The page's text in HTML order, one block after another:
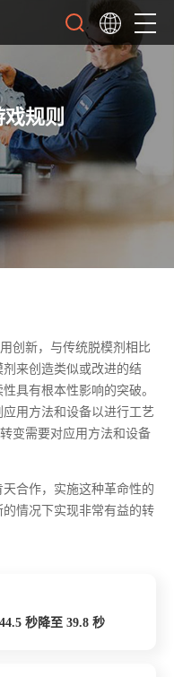
规则
创新，与传统脱模剂相比
来创造类似或改进的结
具有根本性影响的突破。
用方法和设备以进行工艺
变需要对应用方法和设备
合作，实施这种革命性的
情况下实现非常有益的转
秒降至 39.8 秒